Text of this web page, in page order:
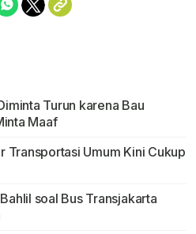
Turun karena Bau
Maaf
Transportasi Umum Kini Cukup
soal Bus Transjakarta